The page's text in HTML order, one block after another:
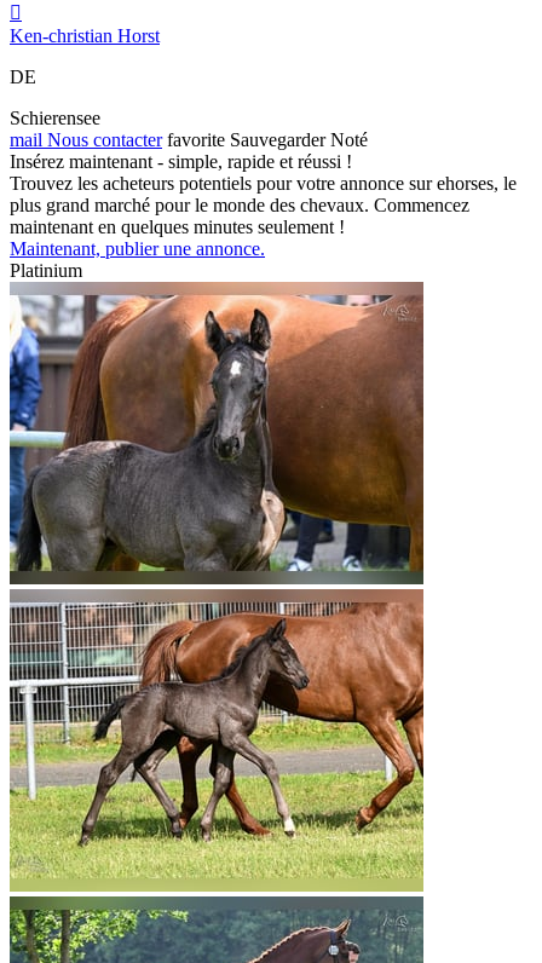

Ken-christian Horst
DE
Schierensee
mail Nous contacter favorite Sauvegarder Noté
Insérez maintenant - simple, rapide et réussi !
Trouvez les acheteurs potentiels pour votre annonce sur ehorses, le
plus grand marché pour le monde des chevaux. Commencez
maintenant en quelques minutes seulement !
Maintenant, publier une annonce.
Platinium